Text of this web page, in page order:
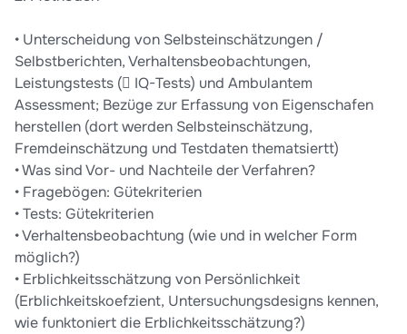
• Unterscheidung von Selbsteinschätzungen /
Selbstberichten, Verhaltensbeobachtungen,
Leistungstests ( IQ-Tests) und Ambulantem
Assessment; Bezüge zur Erfassung von Eigenschafen
herstellen (dort werden Selbsteinschätzung,
Fremdeinschätzung und Testdaten thematsiertt)
• Was sind Vor- und Nachteile der Verfahren?
• Fragebögen: Gütekriterien
• Tests: Gütekriterien
• Verhaltensbeobachtung (wie und in welcher Form
möglich?)
• Erblichkeitsschätzung von Persönlichkeit
(Erblichkeitskoefzient, Untersuchungsdesigns kennen,
wie funktoniert die Erblichkeitsschätzung?)